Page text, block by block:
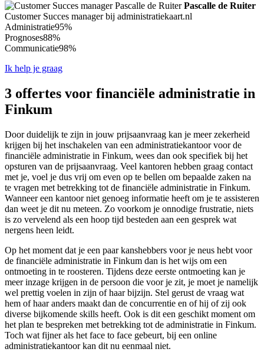
Pascalle de Ruiter
Customer Succes manager bij administratiekaart.nl
Administratie95%
Prognoses88%
Communicatie98%
Ik help je graag
3 offertes voor financiële administratie in
Finkum
Door duidelijk te zijn in jouw prijsaanvraag kan je meer zekerheid
krijgen bij het inschakelen van een administratiekantoor voor de
financiële administratie in Finkum, wees dan ook specifiek bij het
opsturen van de prijsaanvraag. Veel kantoren hebben graag contact
met je, voel je dus vrij om even op te bellen om bepaalde zaken na
te vragen met betrekking tot de financiële administratie in Finkum.
Wanneer een kantoor niet genoeg informatie heeft om je te assisteren
dan weet je dit nu meteen. Zo voorkom je onnodige frustratie, niets
is zo vervelend als een hoop tijd besteden aan een gesprek wat
nergens heen leidt.
Op het moment dat je een paar kanshebbers voor je neus hebt voor
de financiële administratie in Finkum dan is het wijs om een
ontmoeting in te roosteren. Tijdens deze eerste ontmoeting kan je
meer inzage krijgen in de persoon die voor je zit, je moet je namelijk
wel prettig voelen in zijn of haar bijzijn. Stel gerust de vraag wat
hem of haar anders maakt dan de concurrentie en of hij of zij ook
diverse bijkomende skills heeft. Ook is dit een geschikt moment om
het plan te bespreken met betrekking tot de administratie in Finkum.
Toch wat fijner als het face to face gebeurt, bij een online
administratiekantoor kan dit nu eenmaal niet.